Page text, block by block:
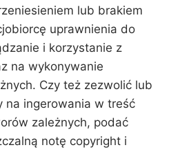
lub brakiem
uprawnienia do
i korzystanie z
na wykonywanie
Czy też zezwolić lub
na ingerowania w treść
zależnych, podać
notę copyright i